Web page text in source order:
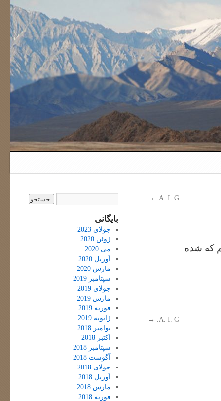
A. I. G.
→
که شده
A. I. G.
→
بایگانی
جولای 2023
ژوئن 2020
می 2020
آوریل 2020
مارس 2020
سپتامبر 2019
جولای 2019
مارس 2019
فوریه 2019
ژانویه 2019
نوامبر 2018
اکتبر 2018
سپتامبر 2018
آگوست 2018
جولای 2018
آوریل 2018
مارس 2018
فوریه 2018